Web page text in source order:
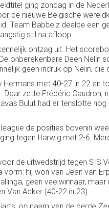
ging zondag in de
de nieuwe Belgische
Team Babbelz deelde een
stil na afloop.
ontzag uit. Het
onberekenbare Deen Nelin
geen indruk op Nelin,
met 40-27 in 22 en
zette Frédéric Caudron,
Bulut had er tenslotte
de posities bovenin
tegen Harwig met 2-6.
de uitwedstrijd tegen
hij won van Jean van
geen veelwinnaar,
Van Acker (40-22 in 23).